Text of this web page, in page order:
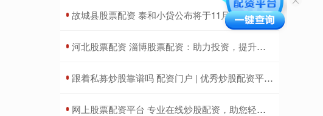
​故城县股票配资 泰和小贷公布将于11月1日上午起复牌
​河北股票配资 淄博股票配资：助力投资，提升收益
​跟着私募炒股靠谱吗 配资门户 | 优秀炒股配资平台，助你投资更轻松
​网上股票配资平台 专业在线炒股配资，助您轻松掘金股海